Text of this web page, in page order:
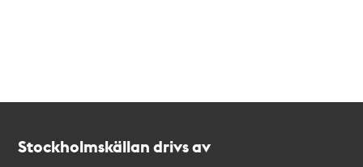
Stockholmskällan drivs av